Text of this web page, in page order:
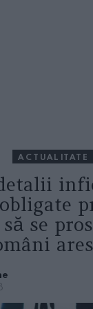
ACTUALITATE
se